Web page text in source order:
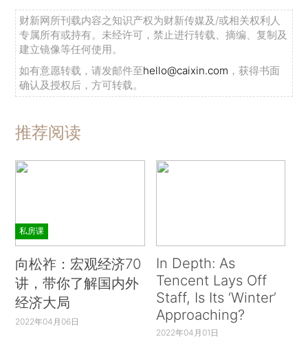
财新网所刊载内容之知识产权为财新传媒及/或相关权利人
专属所有或持有。未经许可，禁止进行转载、摘编、复制及
建立镜像等任何使用。
如有意愿转载，请发邮件至hello@caixin.com ，获得书面
确认及授权后，方可转载。
推荐阅读
私房课
向松祚：宏观经济70
讲，带你了解国内外
经济大局
2022年04月06日
In Depth: As
Tencent Lays Off
Staff, Is Its ‘Winter’
Approaching?
2022年04月01日